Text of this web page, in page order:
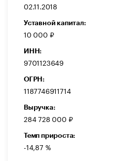
02.11.2018
Уставной капитал:
10 000 ₽
ИНН:
9701123649
ОГРН:
1187746911714
Выручка:
284 728 000 ₽
Темп прироста:
-14,87 %